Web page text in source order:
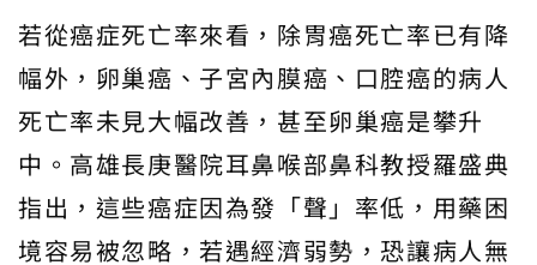
若從癌症死亡率來看，除胃癌死亡率已有降
幅外，卵巢癌、子宮內膜癌、口腔癌的病人
死亡率未見大幅改善，甚至卵巢癌是攀升
中。高雄長庚醫院耳鼻喉部鼻科教授羅盛典
指出，這些癌症因為發「聲」率低，用藥困
境容易被忽略，若遇經濟弱勢，恐讓病人無